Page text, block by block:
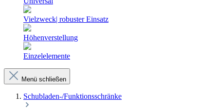
Vielzweck| robuster Einsatz
Höhenverstellung
Einzelelemente
Menü schließen
Schubladen-/Funktionsschränke